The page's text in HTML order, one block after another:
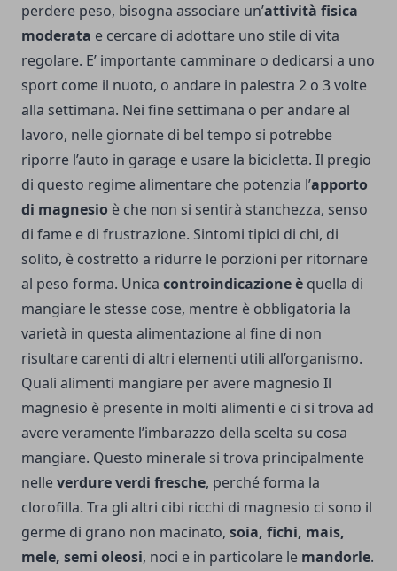
perdere peso, bisogna associare un’attività fisica
moderata e cercare di adottare uno stile di vita
regolare. E’ importante camminare o dedicarsi a uno
sport come il nuoto, o andare in palestra 2 o 3 volte
alla settimana. Nei fine settimana o per andare al
lavoro, nelle giornate di bel tempo si potrebbe
riporre l’auto in garage e usare la bicicletta. Il pregio
di questo regime alimentare che potenzia l’apporto
di magnesio è che non si sentirà stanchezza, senso
di fame e di frustrazione. Sintomi tipici di chi, di
solito, è costretto a ridurre le porzioni per ritornare
al peso forma. Unica controindicazione è quella di
mangiare le stesse cose, mentre è obbligatoria la
varietà in questa alimentazione al fine di non
risultare carenti di altri elementi utili all’organismo.
Quali alimenti mangiare per avere magnesio Il
magnesio è presente in molti alimenti e ci si trova ad
avere veramente l’imbarazzo della scelta su cosa
mangiare. Questo minerale si trova principalmente
nelleverdure verdi fresche, perché forma la
clorofilla. Tra gli altri cibi ricchi di magnesio ci sono il
germe di grano non macinato, soia, fichi, mais,
mele, semi oleosi, noci e in particolare le mandorle.